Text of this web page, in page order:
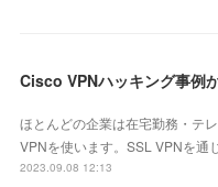
ほとんどの企業は在宅勤務・テ
VPNを使います。SSL VPNを通
2023.09.08 12:13